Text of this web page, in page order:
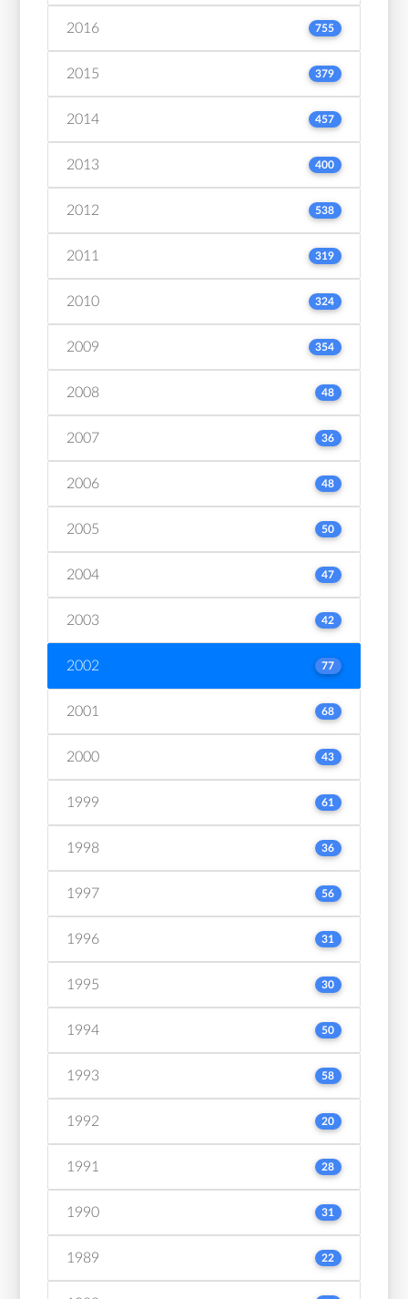
2016 755
2015 379
2014 457
2013 400
2012 538
2011 319
2010 324
2009 354
2008 48
2007 36
2006 48
2005 50
2004 47
2003 42
2002 77
2001 68
2000 43
1999 61
1998 36
1997 56
1996 31
1995 30
1994 50
1993 58
1992 20
1991 28
1990 31
1989 22